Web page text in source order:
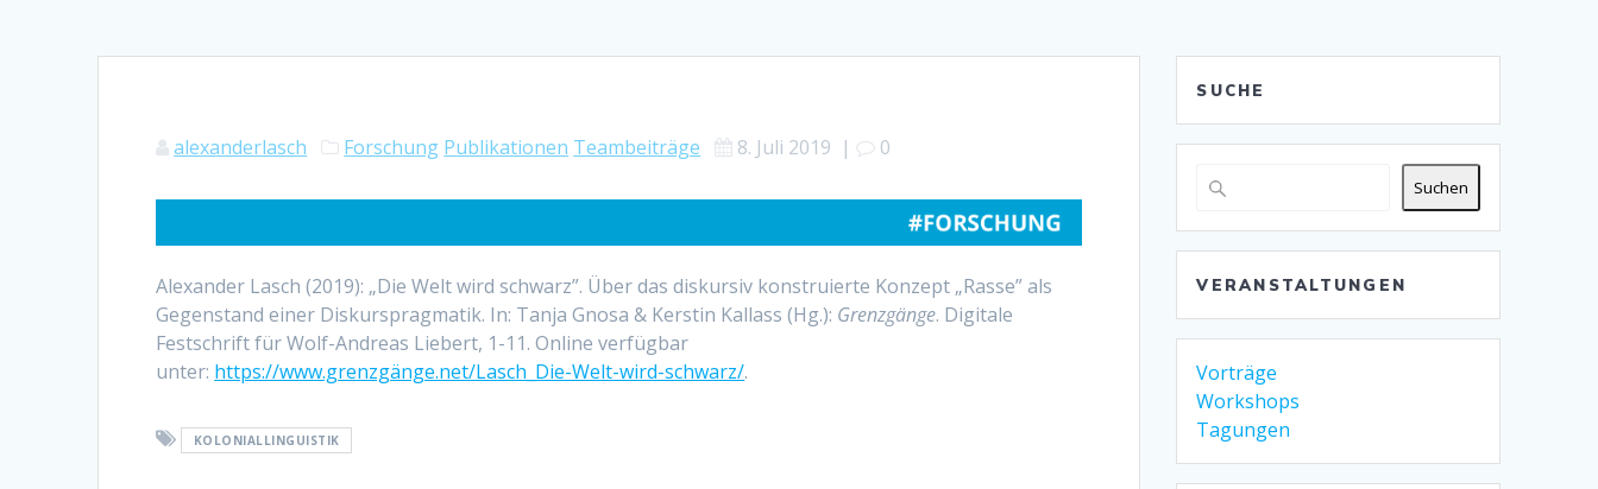
alexanderlasch Forschung Publikationen Teambeiträge 8. Juli 2019 | 0
Alexander Lasch (2019): „Die Welt wird schwarz”. Über das diskursiv konstruierte Konzept „Rasse” als
Gegenstand einer Diskurspragmatik. In: Tanja Gnosa & Kerstin Kallass (Hg.): Grenzgänge. Digitale
Festschrift für Wolf-Andreas Liebert, 1-11. Online verfügbar
unter: https://www.grenzgänge.net/Lasch_Die-Welt-wird-schwarz/.
KOLONIALLINGUISTIK
SUCHE
Suchen
VERANSTALTUNGEN
Vorträge
Workshops
Tagungen